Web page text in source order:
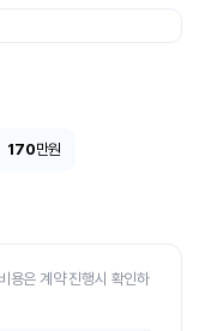
170만원
용은 계약 진행시 확인하